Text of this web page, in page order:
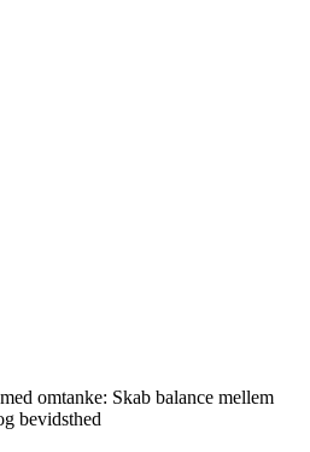
omtanke: Skab balance mellem
bevidsthed